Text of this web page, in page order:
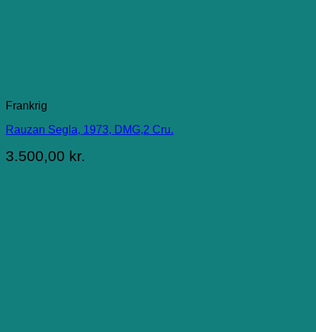
Frankrig
Rauzan Segla, 1973, DMG,2 Cru.
3.500,00 kr.